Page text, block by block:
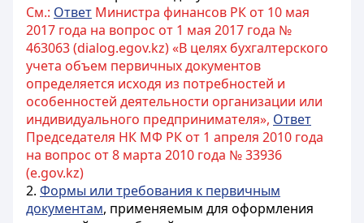
См.: Ответ Министра финансов РК от 10 мая
2017 года на вопрос от 1 мая 2017 года №
463063 (dialog.egov.kz) «В целях бухгалтерского
учета объем первичных документов
определяется исходя из потребностей и
особенностей деятельности организации или
индивидуального предпринимателя», Ответ
Председателя НК МФ РК от 1 апреля 2010 года
на вопрос от 8 марта 2010 года № 33936
(e.gov.kz)
2. Формы или требования к первичным
документам, применяемым для оформления